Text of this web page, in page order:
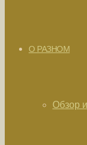
О РАЗНОМ
Обзор